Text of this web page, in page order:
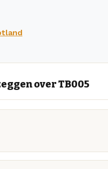
over TB005